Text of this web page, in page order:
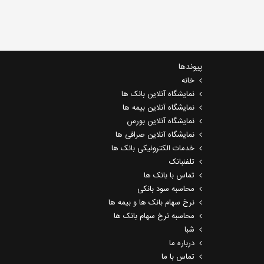
پیوندها
خانه
نمایشگاه آنلاین بانک ها
نمایشگاه آنلاین بیمه ها
نمایشگاه آنلاین بورس
نمایشگاه آنلاین صرافی ها
خدمات الکترونیکی بانک ها
تلفنبانک
تماس با بانک ها
محاسبه سود بانکی
نرخ سهام بانک ها و بیمه ها
محاسبه نرخ سهام بانک ها
شبا
درباره ما
تماس با ما